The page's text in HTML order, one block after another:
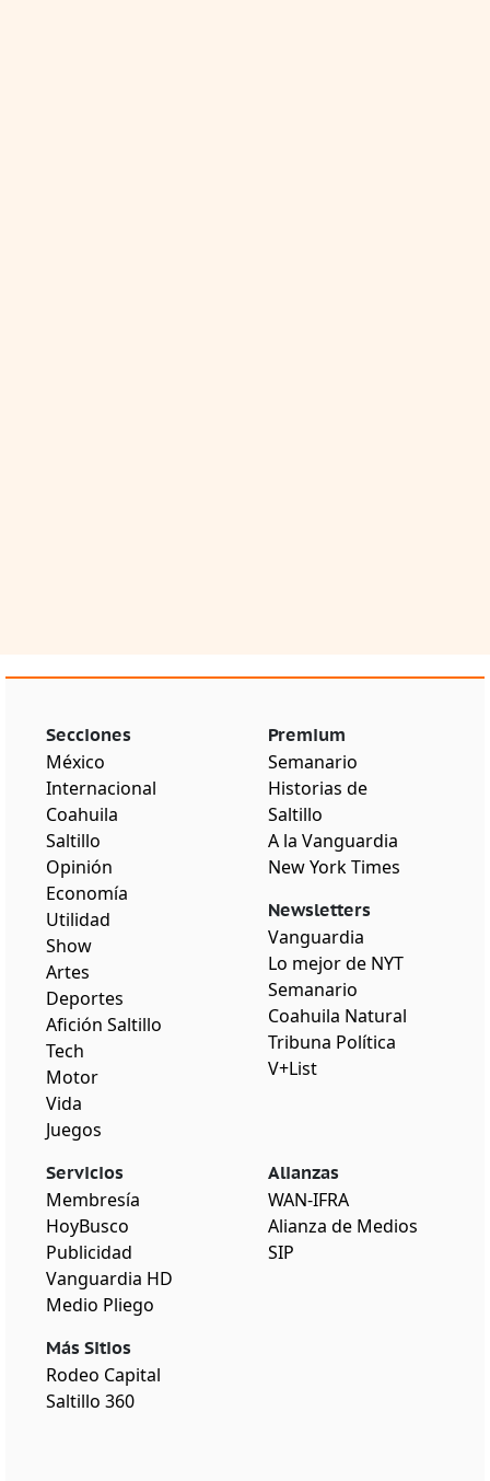
Secciones
México
Internacional
Coahuila
Saltillo
Opinión
Economía
Utilidad
Show
Artes
Deportes
Afición Saltillo
Tech
Motor
Vida
Juegos
Premium
Semanario
Historias de
Saltillo
A la Vanguardia
New York Times
Newsletters
Vanguardia
Lo mejor de NYT
Semanario
Coahuila Natural
Tribuna Política
V+List
Servicios
Membresía
HoyBusco
Publicidad
Vanguardia HD
Medio Pliego
Más Sitios
Rodeo Capital
Saltillo 360
Alianzas
WAN-IFRA
Alianza de Medios
SIP